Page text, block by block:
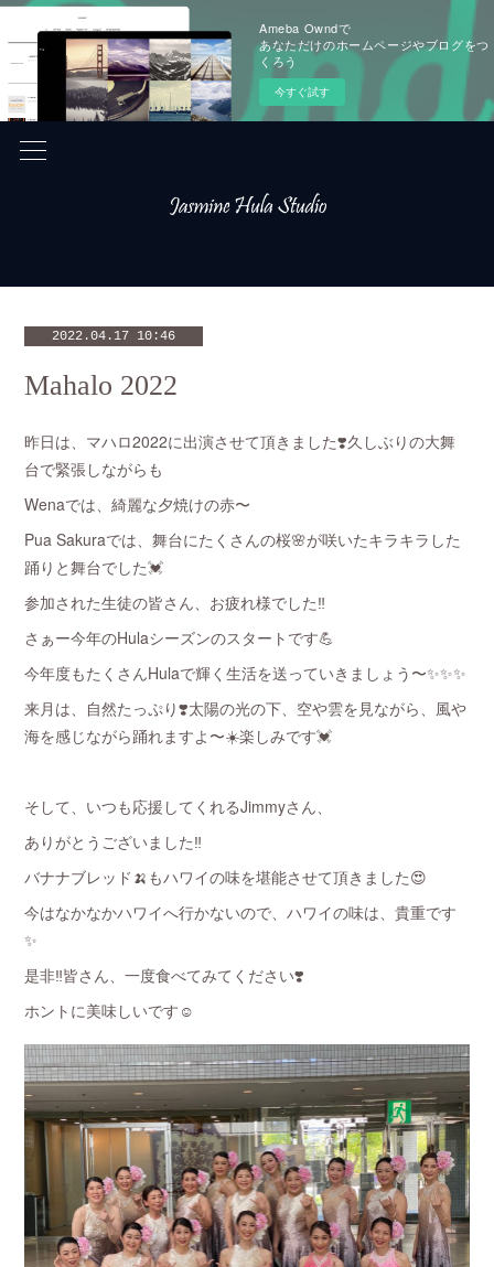
Ameba Owndで
あなただけのホームページやブログをつ
くろう
今すぐ試す
2022.04.17 10:46
Mahalo 2022
昨日は、マハロ2022に出演させて頂きました❣️久しぶりの大舞
台で緊張しながらも
Wenaでは、綺麗な夕焼けの赤〜
Pua Sakuraでは、舞台にたくさんの桜🌸が咲いたキラキラした
踊りと舞台でした💓
参加された生徒の皆さん、お疲れ様でした‼️
さぁー今年のHulaシーズンのスタートです💪
今年度もたくさんHulaで輝く生活を送っていきましょう〜✨✨✨
来月は、自然たっぷり❣️太陽の光の下、空や雲を見ながら、風や
海を感じながら踊れますよ〜☀️楽しみです💓
そして、いつも応援してくれるJimmyさん、
ありがとうございました‼️
バナナブレッド🍌もハワイの味を堪能させて頂きました😍
今はなかなかハワイへ行かないので、ハワイの味は、貴重です
✨
是非‼️皆さん、一度食べてみてください❣️
ホントに美味しいです☺️